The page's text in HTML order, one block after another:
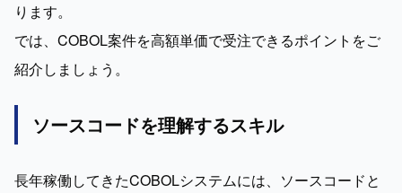
ります。
では、COBOL案件を高額単価で受注できるポイントをご
紹介しましょう。
ソースコードを理解するスキル
長年稼働してきたCOBOLシステムには、ソースコードと